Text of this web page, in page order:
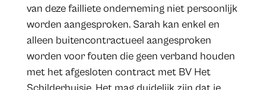
van deze failliete onderneming niet persoonlijk
worden aangesproken. Sarah kan enkel en
alleen buitencontractueel aangesproken
worden voor fouten die geen verband houden
met het afgesloten contract met BV Het